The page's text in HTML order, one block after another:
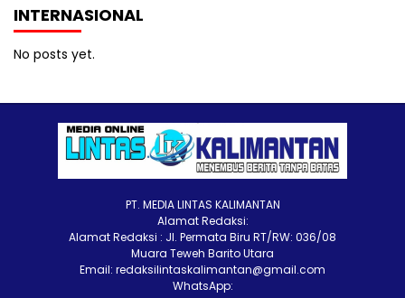
INTERNASIONAL
No posts yet.
PT. MEDIA LINTAS KALIMANTAN
Alamat Redaksi:
Alamat Redaksi : Jl. Permata Biru RT/RW: 036/08
Muara Teweh Barito Utara
Email: redaksilintaskalimantan@gmail.com
WhatsApp: